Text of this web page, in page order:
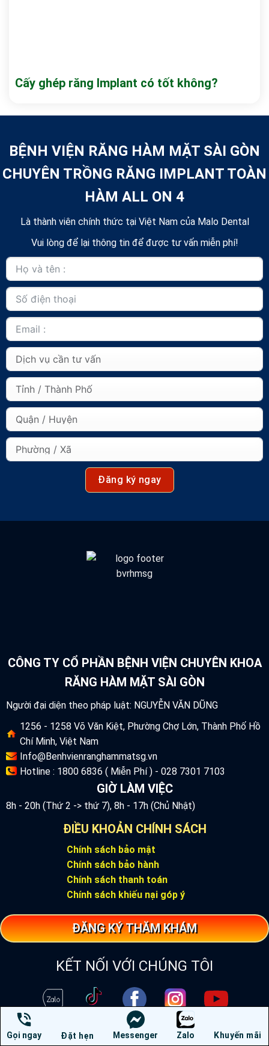
Cấy ghép răng Implant có tốt không?
BỆNH VIỆN RĂNG HÀM MẶT SÀI GÒN
CHUYÊN TRỒNG RĂNG IMPLANT TOÀN
HÀM ALL ON 4
Là thành viên chính thức tại Việt Nam của Malo Dental
Vui lòng để lại thông tin để được tư vấn miễn phí!
Đăng ký ngay
CÔNG TY CỔ PHẦN BỆNH VIỆN CHUYÊN KHOA
RĂNG HÀM MẶT SÀI GÒN
Người đại diện theo pháp luật: NGUYỄN VĂN DŨNG
1256 - 1258 Võ Văn Kiệt, Phường Chợ Lớn, Thành Phố Hồ
Chí Minh, Việt Nam
Info@Benhvienranghammatsg.vn
Hotline : 1800 6836 ( Miễn Phí ) - 028 7301 7103
GIỜ LÀM VIỆC
8h - 20h (Thứ 2 -> thứ 7), 8h - 17h (Chủ Nhật)
ĐIỀU KHOẢN CHÍNH SÁCH
Chính sách bảo mật
Chính sách bảo hành
Chính sách thanh toán
Chính sách khiếu nại góp ý
ĐĂNG KÝ THĂM KHÁM
KẾT NỐI VỚI CHÚNG TÔI
Gọi ngay Đặt hẹn Messenger Zalo Khuyến mãi